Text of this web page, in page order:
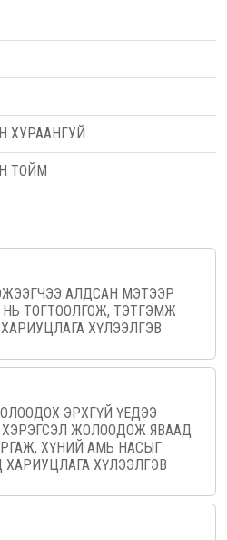
ХУРААНГУЙ
ТОЙМ
АЛДСАН МЭТЭЭР
ТОГТООЛГОЖ, ТЭТГЭМЖ
ХҮЛЭЭЛГЭВ
ЭРХГҮЙ ҮЕДЭЭ
ЖОЛООДОЖ ЯВААД
ХҮНИЙ АМЬ НАСЫГ
ХҮЛЭЭЛГЭВ